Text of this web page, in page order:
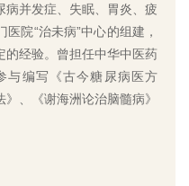
病并发症、失眠、胃炎、疲
院“治未病”中心的组建，
的经验。曾担任中华中医药
与编写《古今糖尿病医方
、《谢海洲论治脑髓病》